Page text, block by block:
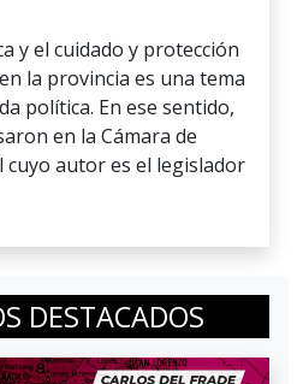
y el cuidado y protección
la provincia es una tema
política. En ese sentido,
en la Cámara de
autor es el legislador
DESTACADOS